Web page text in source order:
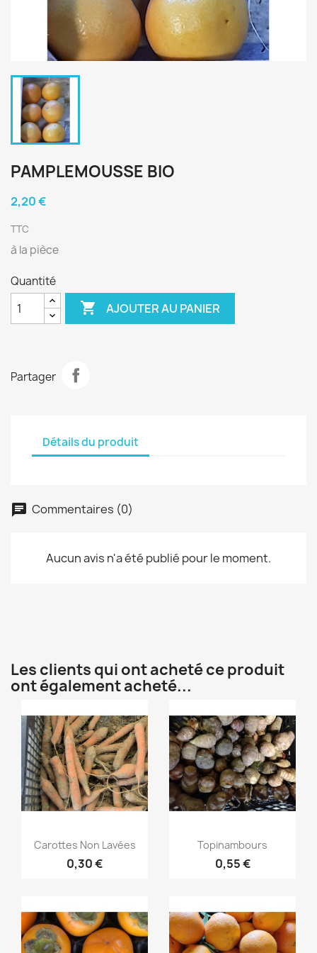
PAMPLEMOUSSE BIO
2,20 €
TTC
à la pièce
Quantité
 AJOUTER AU PANIER
Partager
Détails du produit
Commentaires (0)
Aucun avis n'a été publié pour le moment.
Les clients qui ont acheté ce produit
ont également acheté...
Aperçu rapide
Carottes Non Lavées
0,30 €
Aperçu rapide
Topinambours
0,55 €